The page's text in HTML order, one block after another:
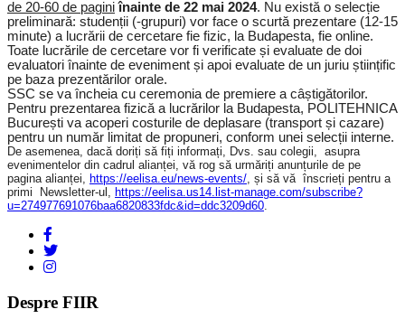
de 20-60 de pagini înainte de 22 mai 2024. Nu există o selecție
preliminară: studenții (-grupuri) vor face o scurtă prezentare (12-15
minute) a lucrării de cercetare fie fizic, la Budapesta, fie online.
Toate lucrările de cercetare vor fi verificate și evaluate de doi
evaluatori înainte de eveniment și apoi evaluate de un juriu științific
pe baza prezentărilor orale.
SSC se va încheia cu ceremonia de premiere a câștigătorilor.
Pentru prezentarea fizică a lucrărilor la Budapesta, POLITEHNICA
București va acoperi costurile de deplasare (transport și cazare)
pentru un număr limitat de propuneri, conform unei selecții interne.
De asemenea, dacă doriți să fiți informați, Dvs. sau colegii, asupra
evenimentelor din cadrul alianței, vă rog să urmăriți anunțurile de pe
pagina alianței,
https://eelisa.eu/news-events/ , și să vă înscrieți pentru a
primi Newsletter-ul,
https://eelisa.us14.list-manage.com/subscribe?
u=274977691076baa6820833fdc&id=ddc3209d60
Despre FIIR